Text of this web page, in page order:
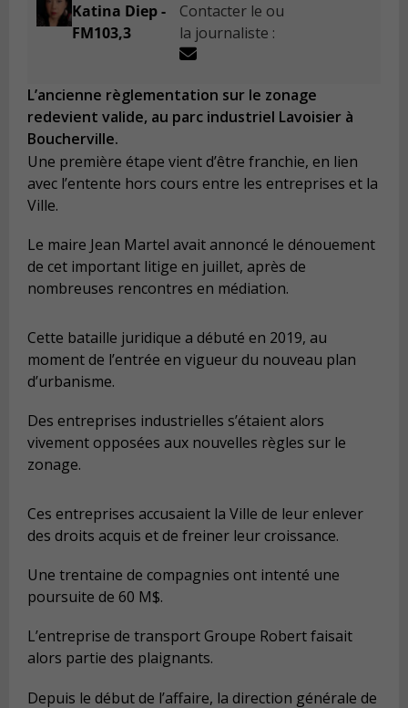
Katina Diep -
FM103,3
Contacter le ou
la journaliste :
L’ancienne règlementation sur le zonage
redevient valide, au parc industriel Lavoisier à
Boucherville.
Une première étape vient d’être franchie, en lien
avec l’entente hors cours entre les entreprises et la
Ville.
Le maire Jean Martel avait annoncé le dénouement
de cet important litige en juillet, après de
nombreuses rencontres en médiation.
Cette bataille juridique a débuté en 2019, au
moment de l’entrée en vigueur du nouveau plan
d’urbanisme.
Des entreprises industrielles s’étaient alors
vivement opposées aux nouvelles règles sur le
zonage.
Ces entreprises accusaient la Ville de leur enlever
des droits acquis et de freiner leur croissance.
Une trentaine de compagnies ont intenté une
poursuite de 60 M$.
L’entreprise de transport Groupe Robert faisait
alors partie des plaignants.
Depuis le début de l’affaire, la direction générale de